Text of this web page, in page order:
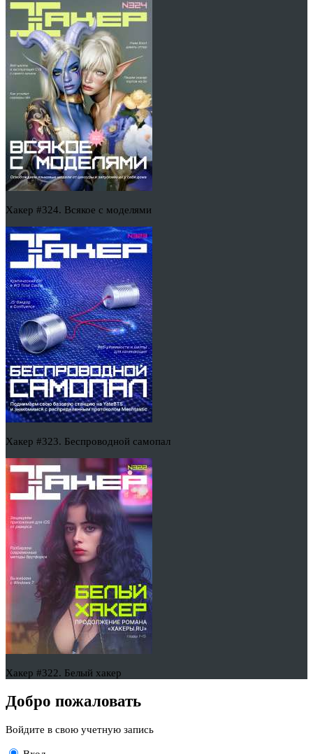
Хакер #324. Всякое с моделями
Хакер #323. Беспроводной самопал
Хакер #322. Белый хакер
Добро пожаловать
Войдите в свою учетную запись